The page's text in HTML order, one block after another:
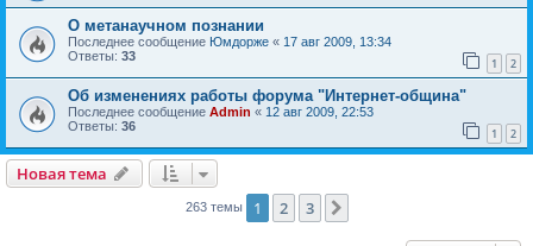
О метанаучном познании
Последнее сообщение Юмдорже « 17 авг 2009, 13:34
Ответы: 33 1 2
Об изменениях работы форума "Интернет-община"
Последнее сообщение Admin « 12 авг 2009, 22:53
Ответы: 36 1 2
Новая тема
263 темы 1 2 3